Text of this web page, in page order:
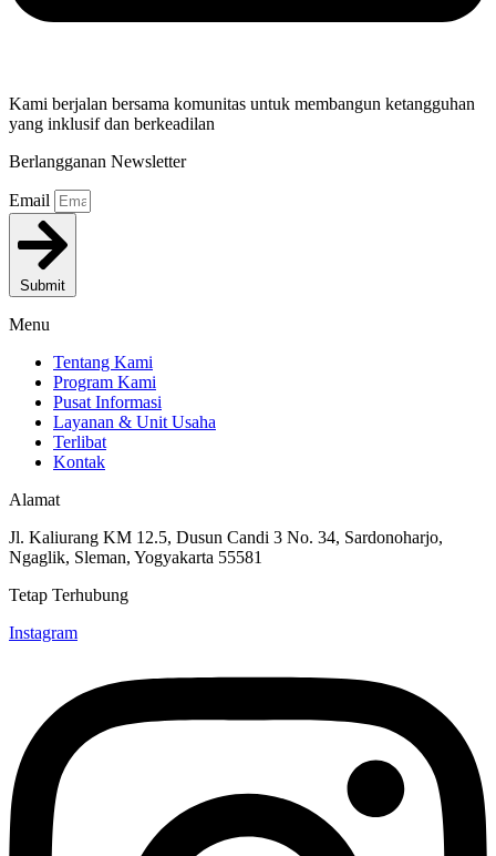
Kami berjalan bersama komunitas untuk membangun ketangguhan
yang inklusif dan berkeadilan
Berlangganan Newsletter
Email
Submit
Menu
Tentang Kami
Program Kami
Pusat Informasi
Layanan & Unit Usaha
Terlibat
Kontak
Alamat
Jl. Kaliurang KM 12.5, Dusun Candi 3 No. 34, Sardonoharjo,
Ngaglik, Sleman, Yogyakarta 55581
Tetap Terhubung
Instagram